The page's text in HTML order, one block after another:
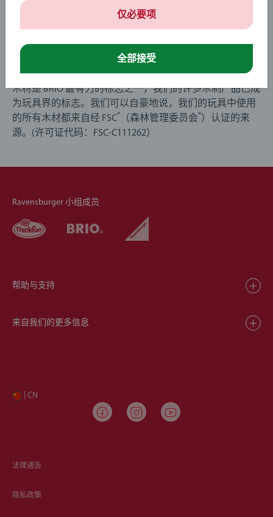
长在树上的玩具
木材是 BRIO 最有力的标志之一，我们的许多木制产品已成
为玩具界的标志。我们可以自豪地说，我们的玩具中使用
的所有木材都来自经 FSC® （森林管理委员会®）认证的来
源。(许可证代码：FSC-C111262）
Ravensburger 小组成员
帮助与支持
来自我们的更多信息
| CN
法律通告
隐私政策
仅必要项
全部接受